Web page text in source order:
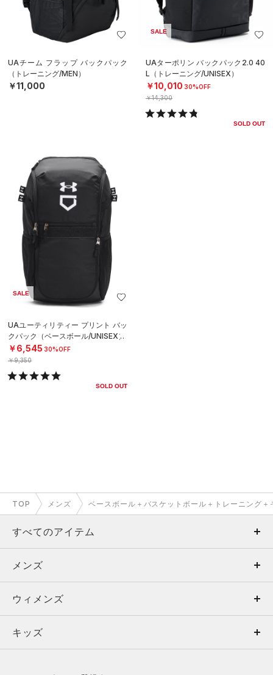
UAチーム フラップ バックパック
（トレーニング/MEN）
￥11,000
SALE
UAターポリン バックパック2.0 40
L（トレーニング/UNISEX）
￥10,010 30%OFF
￥14,300
SOLD OUT
SALE
UAユーティリティー プリント バッ
クパック（ベースボール/UNISEX）
￥6,545 30%OFF
￥9,350
SOLD OUT
TOP メンズ ベースボール＋バスケットボール＋トレーニング＋
すべてのアイテム
メンズ
ウィメンズ
キッズ
メンズ
トップス
ボトムス
ウィメンズ
トップス
キッズ